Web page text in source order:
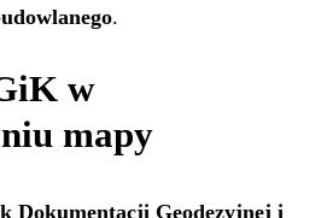
.
w
mapy
Dokumentacji Geodezyjnej i